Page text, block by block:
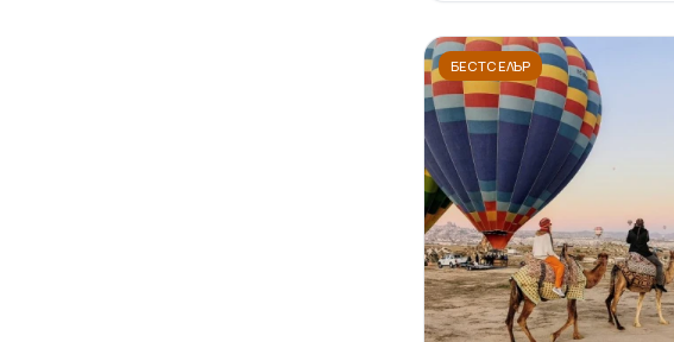
БЕСТСЕЛЪР